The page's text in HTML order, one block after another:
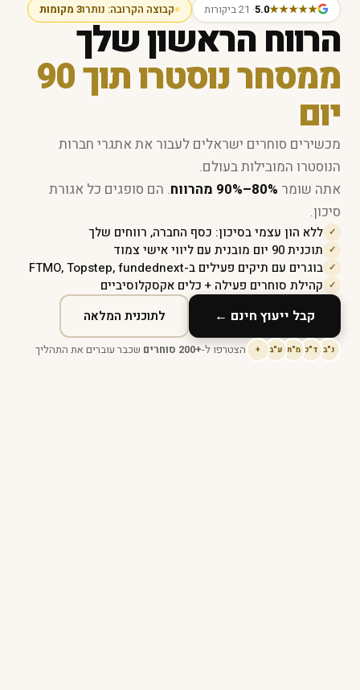
★★★★★
5.0· 21 ביקורות קבוצה הקרובה: נותרו3 מקומות
הרווח הראשון שלך
ממסחר נוסטרו תוך 90
יום
מכשירים סוחרים ישראלים לעבור את אתגרי חברות
הנוסטרו המובילות בעולם.
אתה שומר 80%–90% מהרווח
. הם סופגים כל אגורת
סיכון.
✓ ללא הון עצמי בסיכון: כסף החברה, רווחים שלך
✓ תוכנית 90 יום מובנית עם ליווי אישי צמוד
✓ בוגרים עם תיקים פעילים ב-FTMO, Topstep, fundednext
✓ קהילת סוחרים פעילה + כלים אקסקלוסיביים
קבל ייעוץ חינם ← לתוכנית המלאה
נ"ב ד"כ מ"ת ע"ב + הצטרפו ל-+200 סוחרים שכבר עוברים את התהליך